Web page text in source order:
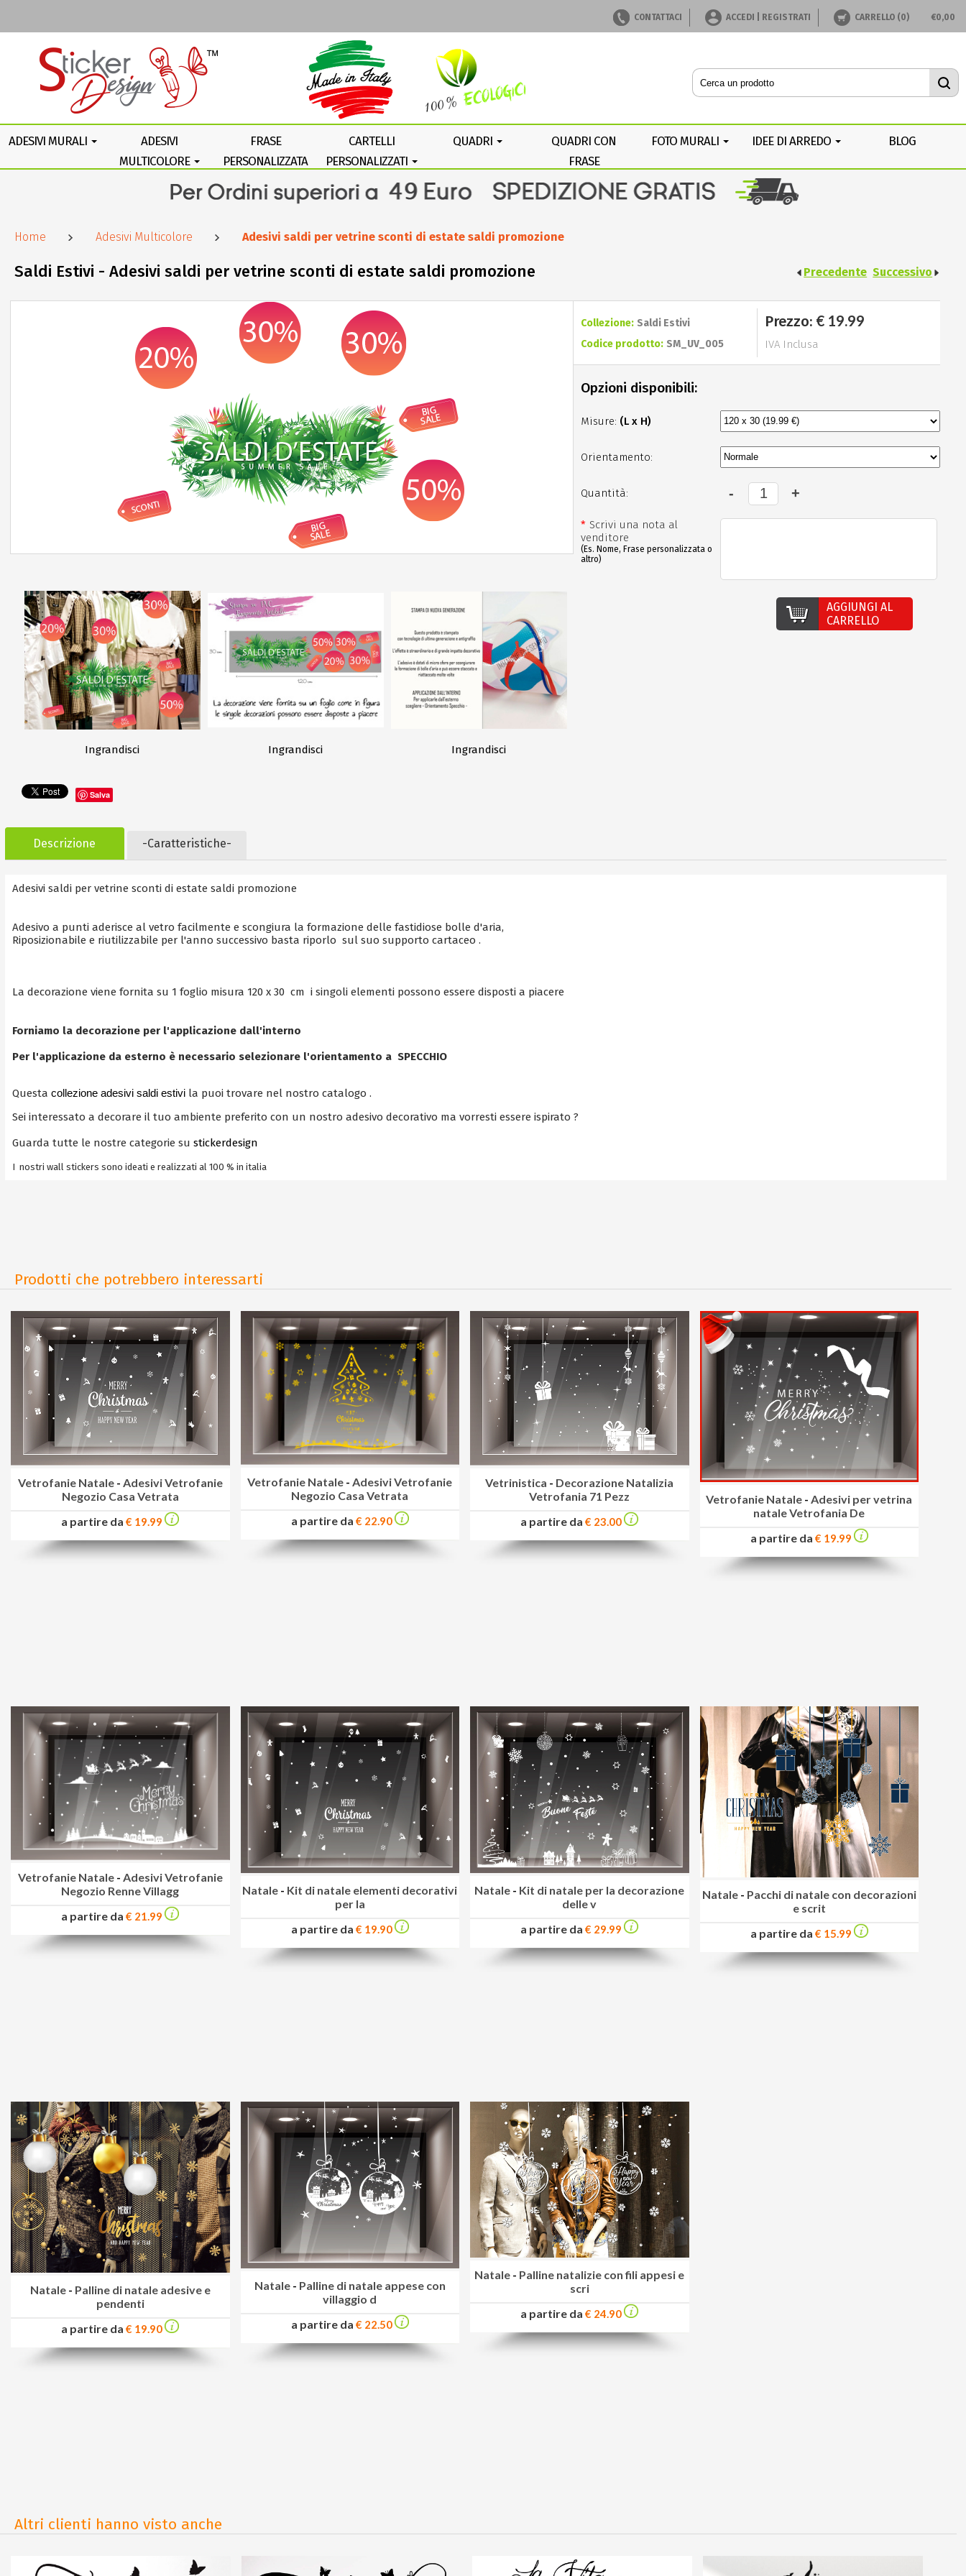
Home Adesivi Multicolore Adesivi saldi per vetrine sconti di estate saldi promozione
Saldi Estivi - Adesivi saldi per vetrine sconti di estate saldi promozione Precedente Successivo
Ingrandisci Ingrandisci Ingrandisci
Salva
Collezione: Saldi Estivi
Codice prodotto: SM_UV_005
Prezzo: € 19.99
IVA Inclusa
Opzioni disponibili:
Misure: (L x H)
Orientamento:
Quantità:
* Scrivi una nota al
venditore
(Es. Nome, Frase personalizzata o
altro)
AGGIUNGI AL
CARRELLO
Descrizione -Caratteristiche-
Adesivi saldi per vetrine sconti di estate saldi promozione
Adesivo a punti aderisce al vetro facilmente e scongiura la formazione delle fastidiose bolle d'aria,
Riposizionabile e riutilizzabile per l'anno successivo basta riporlo sul suo supporto cartaceo .
La decorazione viene fornita su 1 foglio misura 120 x 30 cm i singoli elementi possono essere disposti a piacere
Forniamo la decorazione per l'applicazione dall'interno
Per l'applicazione da esterno è necessario selezionare l'orientamento a SPECCHIO
Questa collezione adesivi saldi estivila puoi trovare nel nostro catalogo .
Sei interessato a decorare il tuo ambiente preferito con un nostro adesivo decorativo ma vorresti essere ispirato ?
Guarda tutte le nostre categorie su stickerdesign
I nostri wall stickers sono ideati e realizzati al 100 % in italia
Prodotti che potrebbero interessarti
Vetrofanie Natale - Adesivi Vetrofanie
Negozio Casa Vetrata
a partire da€ 19.99
Vetrofanie Natale -Adesivi Vetrofanie
Negozio Casa Vetrata
a partire da € 22.90
Vetrinistica - Decorazione Natalizia
Vetrofania 71 Pezz
a partire da€ 23.00
Vetrofanie Natale - Adesivi per vetrina
natale Vetrofania De
a partire da € 19.99
Vetrofanie Natale - Adesivi Vetrofanie
Negozio Renne Villagg
a partire da€ 21.99
Natale - Kit di natale elementi decorativi
per la
a partire da € 19.90
Natale - Kit di natale per la decorazione
delle v
a partire da€ 29.99
Natale - Pacchi di natale con decorazioni
e scrit
a partire da € 15.99
Natale - Palline di natale adesive e
pendenti
a partire da€ 19.90
Natale - Palline di natale appese con
villaggio d
a partire da € 22.50
Natale - Palline natalizie con fili appesi e
scri
a partire da€ 24.90
Altri clienti hanno visto anche
CONTATTACI ACCEDI | REGISTRATI CARRELLO (0) €0,00
ADESIVI MURALI
ADESIVI
MULTICOLORE
FRASE
PERSONALIZZATA
CARTELLI
PERSONALIZZATI
QUADRI
QUADRI CON
FRASE
PERSONALIZZATA
FOTO MURALI IDEE DI ARREDO BLOG